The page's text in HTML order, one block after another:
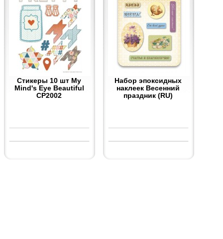
Стикеры 10 шт My
Mind's Eye Beautiful
CP2002
Набор эпоксидных
наклеек Весенний
праздник (RU)